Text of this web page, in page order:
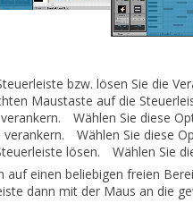
bzw. lösen Sie die
Maustaste auf die
Wählen Sie diese
Wählen Sie diese
lösen. Wählen Sie
auf einen beliebigen freien
dann mit der Maus an die